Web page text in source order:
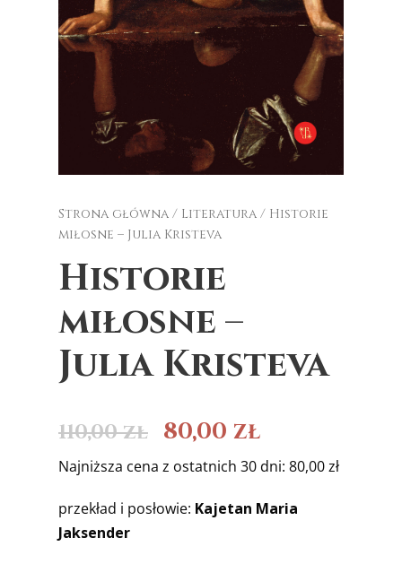
Strona główna / Literatura / Historie
miłosne – Julia Kristeva
Historie
miłosne –
Julia Kristeva
110,00zł 80,00 zł
Najniższa cena z ostatnich 30 dni: 80,00 zł
przekład i posłowie: Kajetan Maria
Jaksender